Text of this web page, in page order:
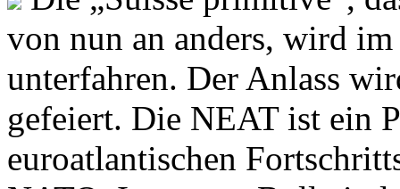
von nun an anders, wird
unterfahren. Der Anlass
gefeiert. Die NEAT ist ein
euroatlantischen